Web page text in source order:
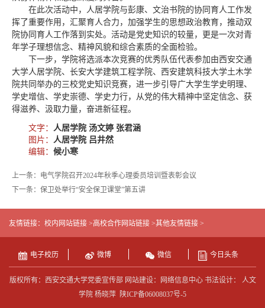
在此次活动中，人居学院与彭康、文治书院的协同育人工作发
挥了重要作用，汇聚育人合力，加强学生的思想政治教育，推动双
院协同育人工作落到实处。活动是党史知识的较量，更是一次对青
年学子理想信念、精神风貌和综合素质的全面检验。
下一步，学院将选派本次竞赛的优秀队伍代表参加由西安交通
大学人居学院、长安大学建筑工程学院、西安建筑科技大学土木学
院共同举办的三校党史知识竞赛，进一步引导广大学生学史明理、
学史增信、学史崇德、学史力行，从党的伟大精神中坚定信念、获
得滋养、汲取力量，奋进新征程。
文字： 人居学院 汤文婷 张君涵
图片： 人居学院 吕井然
编辑： 候小寒
上一条：电气学院召开2024年秋季心理委员培训暨表彰会议
下一条：保卫处举行“安全保卫课堂”第五讲
友情链接： 校内网站链接 >高校合作网站链接 >其他友情链接 >
电子校历 微博 微信 今日头条
版权所有：西安交通大学党委宣传部 网站建设：网络信息中心 书法设计： 人文
学院 杨晓萍 陕ICP备06008037号-5